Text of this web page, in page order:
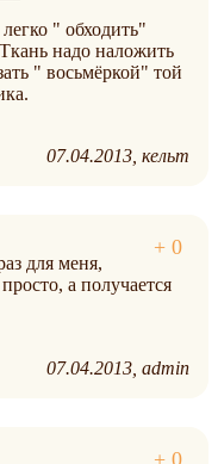
" обходить"
надо наложить
" восьмёркой" той
07.04.2013 кельт
для меня,
а получается
07.04.2013 admin